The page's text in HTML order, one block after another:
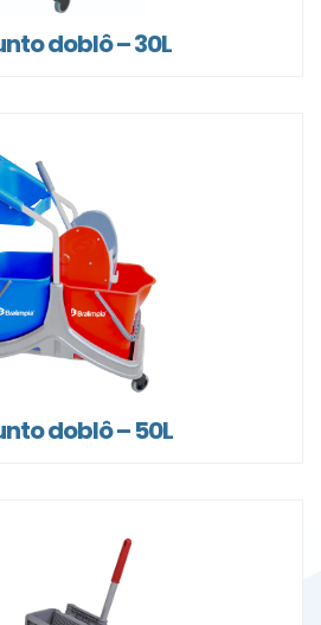
doblô – 30L
doblô – 50L